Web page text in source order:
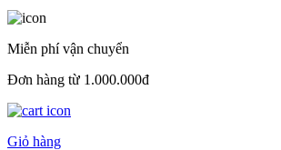
Miễn phí vận chuyển
Đơn hàng từ 1.000.000đ
Giỏ hàng